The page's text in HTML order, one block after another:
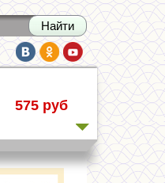
575 руб
385 руб